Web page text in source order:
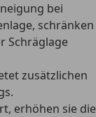
bei
schränken
Schräglage
zusätzlichen
erhöhen sie die